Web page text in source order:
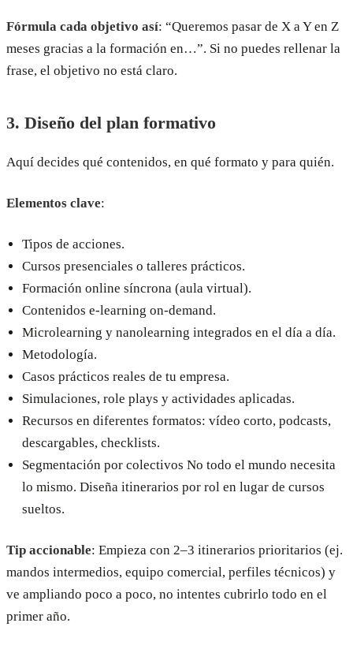
Fórmula cada objetivo así: “Queremos pasar de X a Y en Z
meses gracias a la formación en…”. Si no puedes rellenar la
frase, el objetivo no está claro.
3. Diseño del plan formativo
Aquí decides qué contenidos, en qué formato y para quién.
Elementos clave:
Tipos de acciones.
Cursos presenciales o talleres prácticos.
Formación online síncrona (aula virtual).
Contenidos e-learning on-demand.
Microlearning y nanolearning integrados en el día a día.
Metodología.
Casos prácticos reales de tu empresa.
Simulaciones, role plays y actividades aplicadas.
Recursos en diferentes formatos: vídeo corto, podcasts,
descargables, checklists.
Segmentación por colectivos No todo el mundo necesita
lo mismo. Diseña itinerarios por rol en lugar de cursos
sueltos.
Tip accionable: Empieza con 2–3 itinerarios prioritarios (ej.
mandos intermedios, equipo comercial, perfiles técnicos) y
ve ampliando poco a poco, no intentes cubrirlo todo en el
primer año.